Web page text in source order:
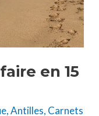
en 15
,Antilles, Carnets